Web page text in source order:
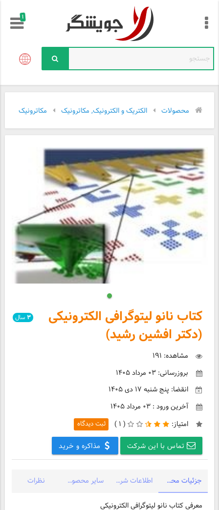
!
محصولات الکتریک و الکترونیک, مکاترونیک مکاترونیک
کتاب نانو لیتوگرافی الکترونیکی
(دکتر افشین رشید)
مشاهده: ۱۹۱
بروزرسانی: ۰۳ مرداد ۱۴۰۵
انقضا: پنج شنبه ۱۷ دی ۱۴۰۵
آخرین ورود : ۰۳ مرداد ۱۴۰۵
امتیاز:
( ۱ ) ثبت دیدگاه
تماس با این شرکت مذاکره و خرید
۳ سال
جزئیات محصول اطلاعات شرکت سایر محصولات شرکت نظرات